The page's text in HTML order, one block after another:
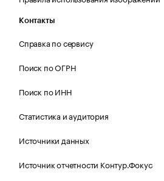
Контакты
Справка по сервису
Поиск по ОГРН
Поиск по ИНН
Статистика и аудитория
Источники данных
Источник отчетности Контур.Фокус